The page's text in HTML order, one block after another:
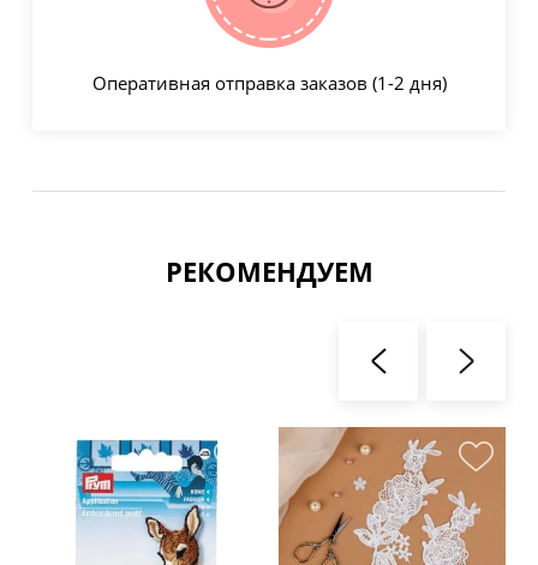
Оперативная отправка заказов (1-2 дня)
РЕКОМЕНДУЕМ